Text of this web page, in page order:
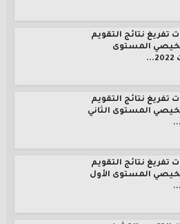
تفريغ نتائج التقويم
المستوى
تفريغ نتائج التقويم
المستوى الثاني
تفريغ نتائج التقويم
المستوى الأول